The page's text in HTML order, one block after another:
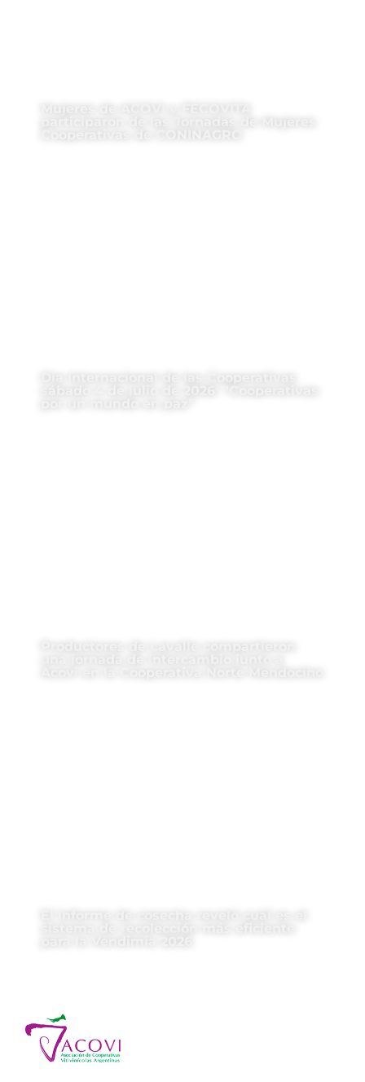
Día Internacional de las Cooperativas